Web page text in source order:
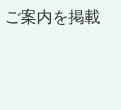
ご案内を掲載